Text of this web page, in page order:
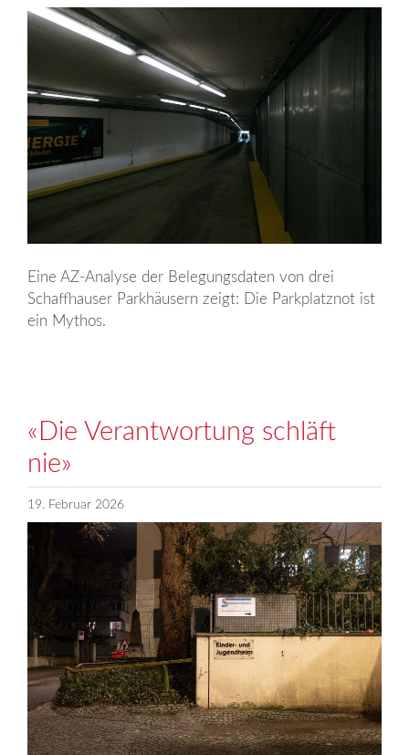
Eine AZ-Analyse der Belegungs­daten von drei
Schaffhauser Park­­häusern zeigt: Die Parkplatznot ist
ein Mythos.
«Die Verantwortung schläft
nie»
19. Februar 2026